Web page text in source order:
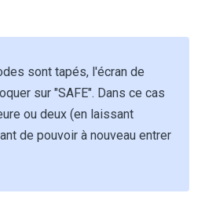
sont tapés, l'écran de
sur "SAFE". Dans ce cas
ou deux (en laissant
de pouvoir à nouveau entrer